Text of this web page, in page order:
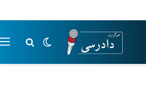
مالیاتی تا پایان تابستان 1405
تغییر پوسته